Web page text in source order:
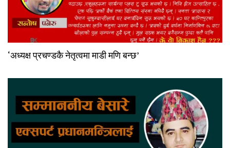
‘अध्यक्ष प्रचण्डकै नेतृत्वमा माडी मणि बन्छ’